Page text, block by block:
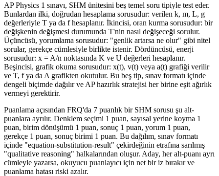
AP Physics 1 sınavı, SHM ünitesini beş temel soru tipiyle test eder.
Bunlardan ilki, doğrudan hesaplama sorusudur: verilen k, m, L, g
değerleriyle T ya da f hesaplanır. İkincisi, oran kurma sorusudur: bir
değişkenin değişmesi durumunda T'nin nasıl değişeceği sorulur.
Üçüncüsü, yorumlama sorusudur: "genlik artarsa ne olur" gibi nitel
sorular, gerekçe cümlesiyle birlikte istenir. Dördüncüsü, enerji
sorusudur: x = A/n noktasında K ve U değerleri hesaplanır.
Beşincisi, grafik okuma sorusudur: x(t), v(t) veya a(t) grafiği verilir
ve T, f ya da A grafikten okutulur. Bu beş tip, sınav formatı içinde
dengeli biçimde dağılır ve AP hazırlık stratejisi her birine eşit ağırlık
vermeyi gerektirir.
Puanlama açısından FRQ'da 7 puanlık bir SHM sorusu şu alt-
puanlara ayrılır. Denklem seçimi 1 puan, sayısal yerine koyma 1
puan, birim dönüşümü 1 puan, sonuç 1 puan, yorum 1 puan,
gerekçe 1 puan, sonuç birimi 1 puan. Bu dağılım, sınav formatı
içinde "equation-substitution-result" çekirdeğinin etrafına sarılmış
"qualitative reasoning" halkalarından oluşur. Aday, her alt-puanı ayrı
cümleyle yazarsa, okuyucu puanlayıcı için net bir iz bırakır ve
puanlama hatası riski azalır.